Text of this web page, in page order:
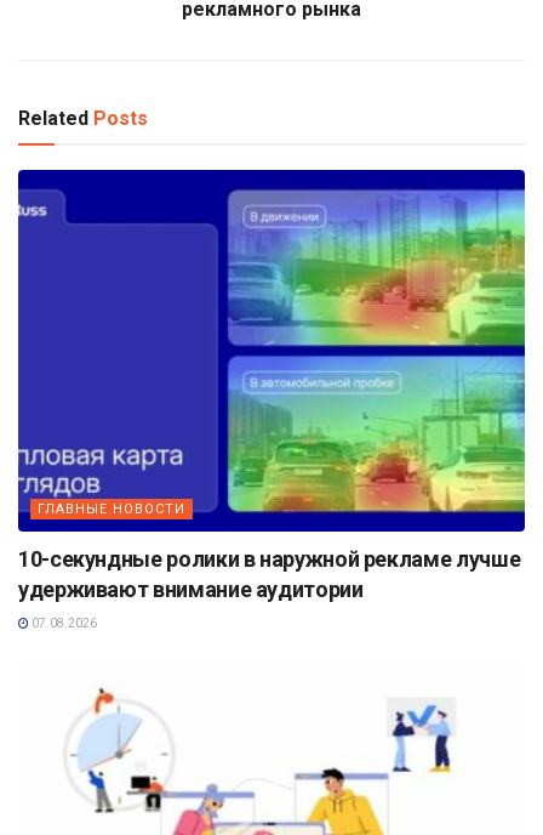
рекламного рынка
Related Posts
ГЛАВНЫЕ НОВОСТИ
10-секундные ролики в наружной рекламе лучше
удерживают внимание аудитории
07.08.2026